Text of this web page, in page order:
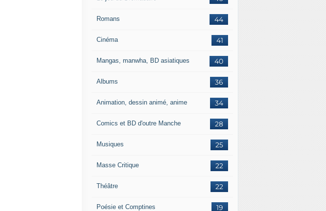
44
Romans
41
Cinéma
40
Mangas, manwha, BD asiatiques
36
Albums
34
Animation, dessin animé, anime
28
Comics et BD d'outre Manche
25
Musiques
22
Masse Critique
22
Théâtre
19
Poésie et Comptines